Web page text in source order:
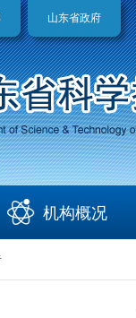
山东省政府
机构概况